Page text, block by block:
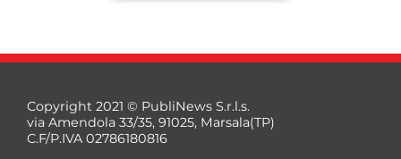
Copyright 2021 © PubliNews S.r.l.s.
via Amendola 33/35, 91025, Marsala(TP)
C.F/P.IVA 02786180816